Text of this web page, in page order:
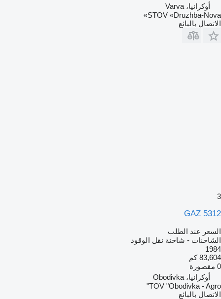
أوكرانيا، Varva
STOV «Druzhba-Nova»
الاتصال بالبائع
3
GAZ 5312
السعر عند الطلب
الشاحنات - شاحنة نقل الوقود
1984
83,604 كم
0 مقصورة
أوكرانيا، Obodivka
TOV "Obodivka - Agro"
الاتصال بالبائع